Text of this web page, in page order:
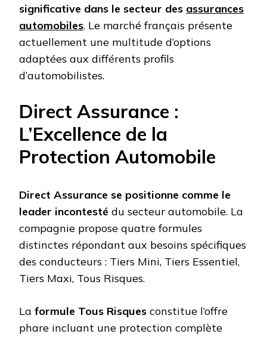
significative dans le secteur des assurances
automobiles. Le marché français présente
actuellement une multitude d’options
adaptées aux différents profils
d’automobilistes.
Direct Assurance :
L’Excellence de la
Protection Automobile
Direct Assurance se positionne comme le
leader incontesté du secteur automobile. La
compagnie propose quatre formules
distinctes répondant aux besoins spécifiques
des conducteurs : Tiers Mini, Tiers Essentiel,
Tiers Maxi, Tous Risques.
La formule Tous Risques constitue l’offre
phare incluant une protection complète